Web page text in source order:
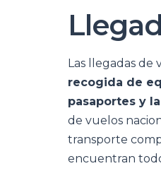
Las llegadas de
recogida de
pasaportes y
de vuelos
transporte
encuentran